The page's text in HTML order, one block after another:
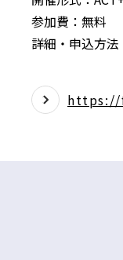
参加費：無料
詳細・申込方法
https://